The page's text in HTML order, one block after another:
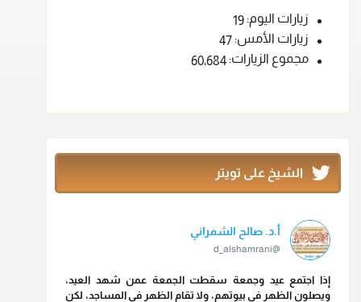
زيارات اليوم:19
زيارات الأمس:47
مجموع الزيارات: 60٬684
الشيخ على تويتر
أ.د. صالح الشمراني
@d_alshamrani
إذا اجتمع عيد وجمعة سقطت الجمعة عمن شهد العيد،
ويصلون الظهر في بيوتهم، ولا تقام الظهر في المساجد، لكن